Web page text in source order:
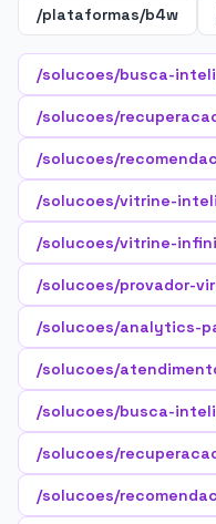
/plataformas/b4w
/solucoes/busca-
/solucoes/
/solucoes/
/solucoes/vitrine-
/solucoes/vitrine-
/solucoes/provador-
/solucoes/analytics-
/solucoes/
/solucoes/busca-
/solucoes/
/solucoes/